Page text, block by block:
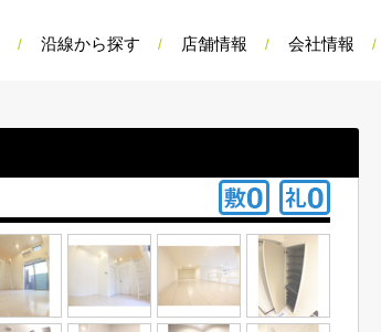
沿線から探す 店舗情報 会社情報